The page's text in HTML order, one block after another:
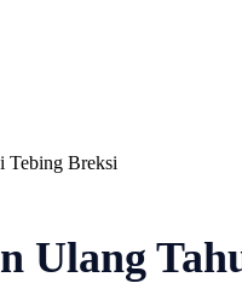
Tebing Breksi